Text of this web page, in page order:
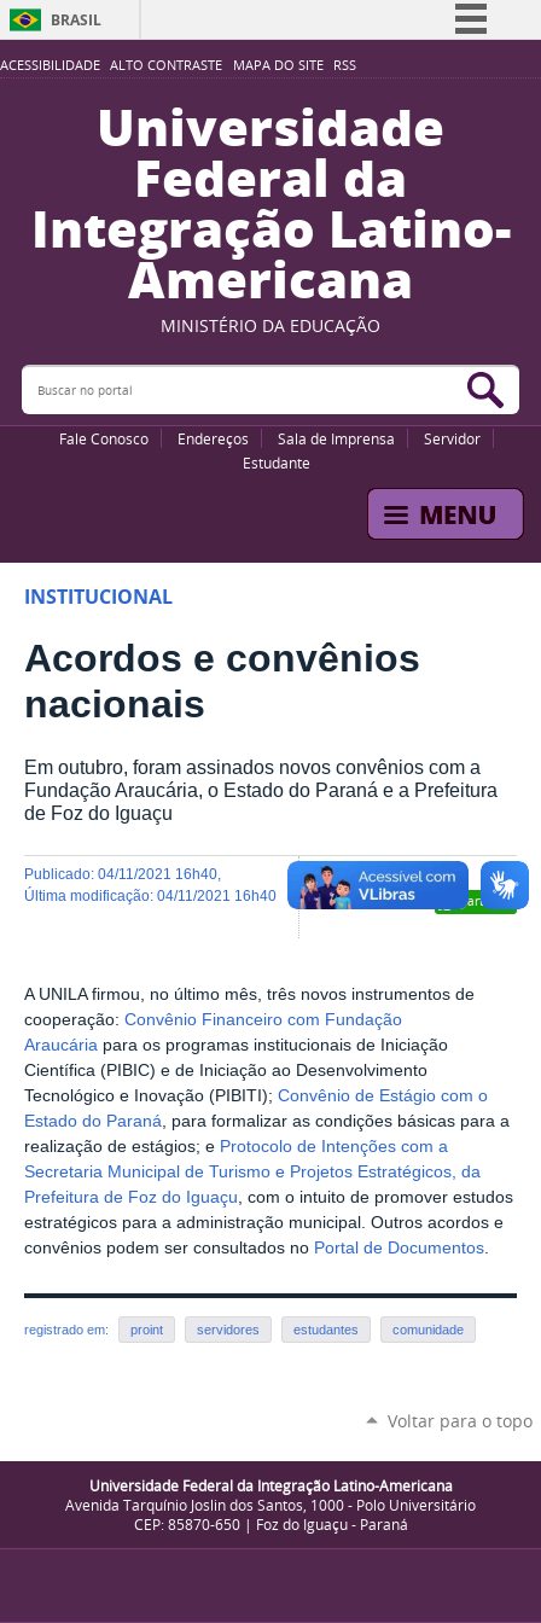
ACESSIBILIDADE ALTO CONTRASTE MAPA DO SITE RSS
BRASIL
Simplifique!
Participe
Acesso à informação
Legislação
Canais
Universidade
Federal da
Integração Latino-
Americana
MINISTÉRIO DA EDUCAÇÃO
Buscar no portal
Fale Conosco Endereços Sala de Imprensa
Servidor
Estudante
INSTITUCIONAL
Acordos e convênios
nacionais
Em outubro, foram assinados novos convênios com a
Fundação Araucária, o Estado do Paraná e a Prefeitura
de Foz do Iguaçu
Compartilhar
publicado: 04/11/2021 16h40
última modificação: 04/11/2021 16h40
A UNILA firmou, no último mês, três novos instrumentos de
cooperação: Convênio Financeiro com Fundação
Araucária para os programas institucionais de Iniciação
Científica (PIBIC) e de Iniciação ao Desenvolvimento
Tecnológico e Inovação (PIBITI); Convênio de Estágio com o
Estado do Paraná , para formalizar as condições básicas para a
realização de estágios; e Protocolo de Intenções com a
Secretaria Municipal de Turismo e Projetos Estratégicos, da
Prefeitura de Foz do Iguaçu , com o intuito de promover estudos
estratégicos para a administração municipal. Outros acordos e
convênios podem ser consultados no Portal de Documentos
registrado em: proint servidores estudantes comunidade
Voltar para o topo
Universidade Federal da Integração Latino-Americana
Avenida Tarquínio Joslin dos Santos, 1000 - Polo Universitário
CEP: 85870-650 | Foz do Iguaçu - Paraná